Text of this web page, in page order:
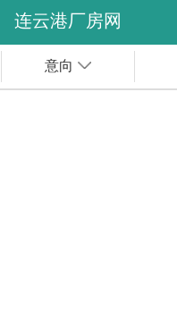
连云港厂房网
意向